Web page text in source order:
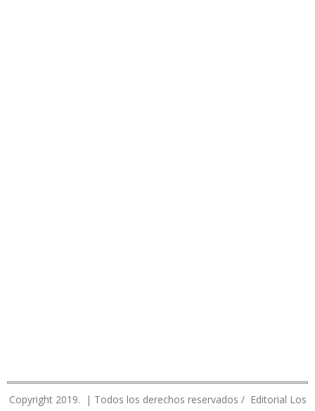
Copyright 2019. | Todos los derechos reservados / Editorial Los